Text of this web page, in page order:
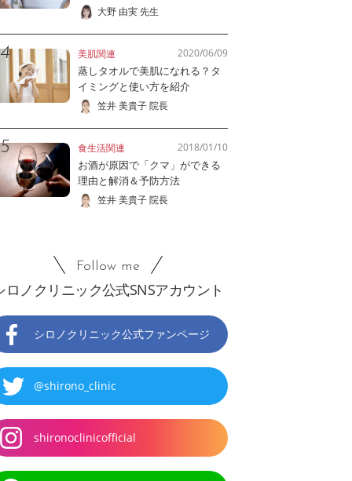
大野 由実 先生
美肌関連 2020/06/09
蒸しタオルで美肌になれる？タ
イミングと使い方を紹介
笠井 美貴子 院長
食生活関連 2018/01/10
お酒が原因で「クマ」ができる
理由と解消＆予防方法
笠井 美貴子 院長
Follow me
ロノクリニック公式SNSアカウント
シロノクリニック公式ファンページ
@shirono_clinic
shironoclinicofficial